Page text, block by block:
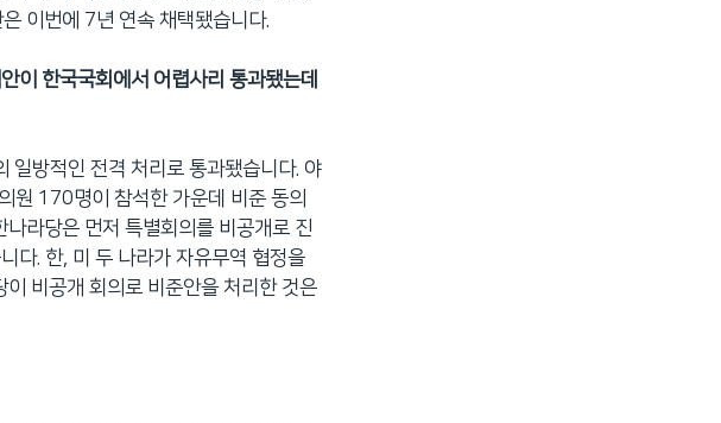
이번에 7년 연속 채택됐습니다.
이 한국국회에서 어렵사리 통과됐는데
일방적인 전격 처리로 통과됐습니다. 야
원 170명이 참석한 가운데 비준 동의
라당은 먼저 특별회의를 비공개로 진
다. 한, 미 두 나라가 자유무역 협정을
비공개 회의로 비준안을 처리한 것은